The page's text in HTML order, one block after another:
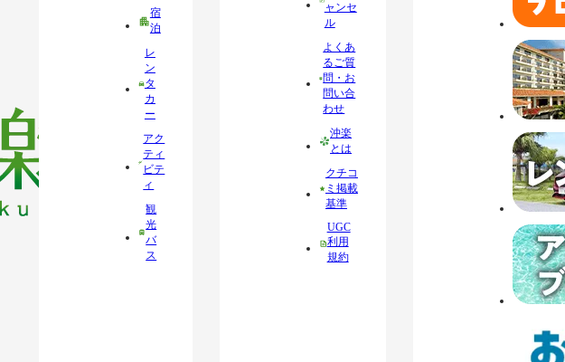
宿
泊
レ
ン
タ
カ
ー
アク
ティ
ビテ
ィ
観
光
バ
ス
ャンセ
ル
よくあ
るご質
問・お
問い合
わせ
沖楽
とは
クチコ
ミ掲載
基準
UGC
利用
規約